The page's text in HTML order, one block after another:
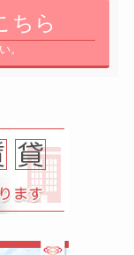
ちら
。